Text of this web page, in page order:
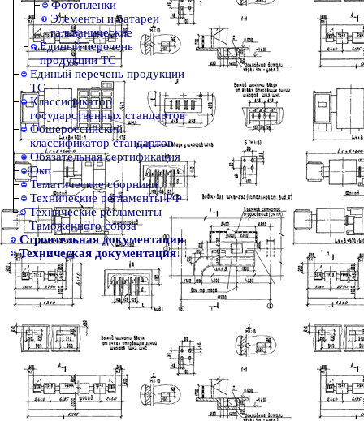
Фотопленки
Элементы и батареи
гальванические
Единый перечень
продукции ТС
Единый перечень продукции
ТС
Классификатор
государственных стандартов
Общероссийский
классификатор стандартов
Обязательная сертификация
Окп
Тематические сборники
Технические регламенты РФ
Технические регламенты
Таможенного союза
Строительная документация
Техническая документация